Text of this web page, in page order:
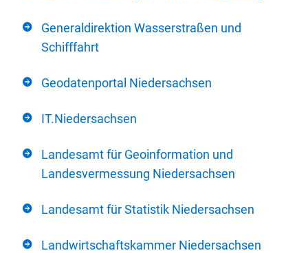
Generaldirektion Wasserstraßen und
Schifffahrt
Geodatenportal Niedersachsen
IT.Niedersachsen
Landesamt für Geoinformation und
Landesvermessung Niedersachsen
Landesamt für Statistik Niedersachsen
Landwirtschaftskammer Niedersachsen